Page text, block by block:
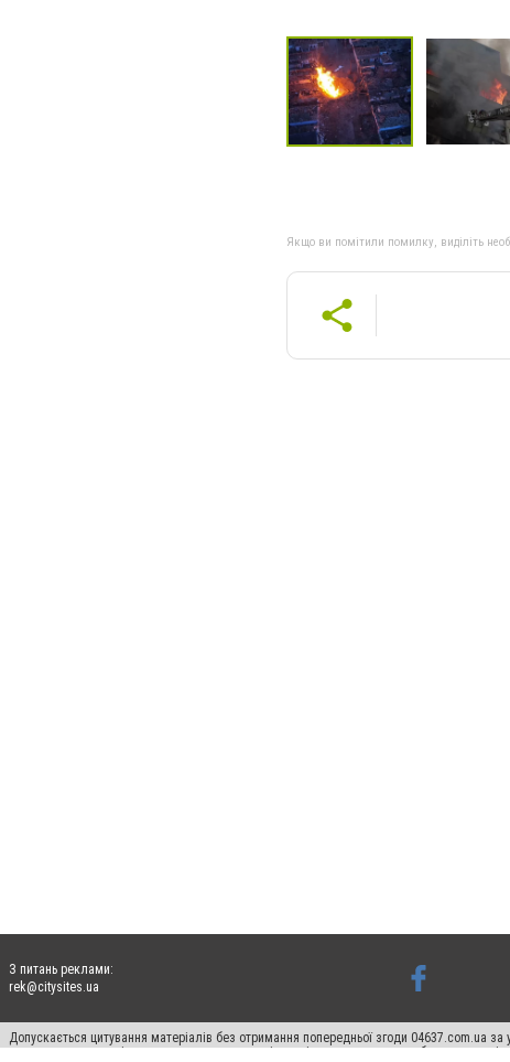
Якщо ви помітили помилку, виділіть
З питань реклами:
rek@citysites.ua
Допускається цитування матеріалів без отримання попередньої згоди 04637.com.ua
пошукових систем гіперпосилання на цитовані статті не нижче другого абзацу в